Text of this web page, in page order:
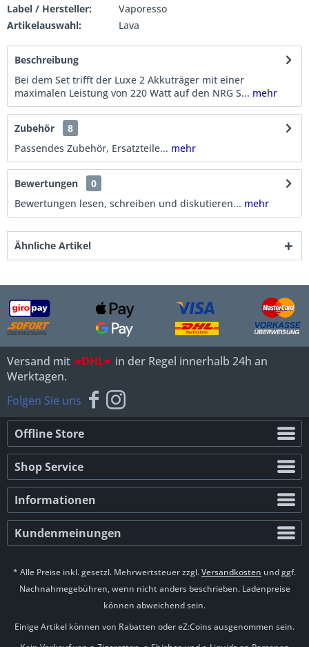
Label / Hersteller:
Vaporesso
Artikelauswahl:
Lava
Beschreibung
Bei dem Set trifft der Luxe 2 Akkuträger mit einer
maximalen Leistung von 220 Watt auf den NRG S... mehr
Zubehör
8
Passendes Zubehör, Ersatzteile... mehr
Bewertungen
0
Bewertungen lesen, schreiben und diskutieren... mehr
Ähnliche Artikel
Versand mit =DHL= in der Regel innerhalb 24h an
Werktagen.
Folgen Sie uns
Offline Store
Shop Service
Informationen
Kundenmeinungen
* Alle Preise inkl. gesetzl. Mehrwertsteuer zzgl.Versandkosten und ggf.
Nachnahmegebühren, wenn nicht anders beschrieben. Ladenpreise
können abweichend sein.
Einige Artikel können von Rabatten oder eZ:Coins ausgenommen sein.